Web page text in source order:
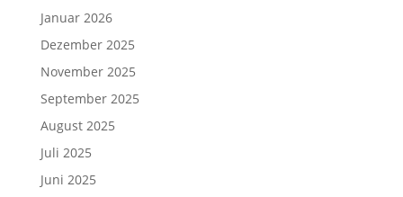
Januar 2026
Dezember 2025
November 2025
September 2025
August 2025
Juli 2025
Juni 2025